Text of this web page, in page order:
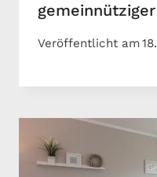
Veröffentlicht am